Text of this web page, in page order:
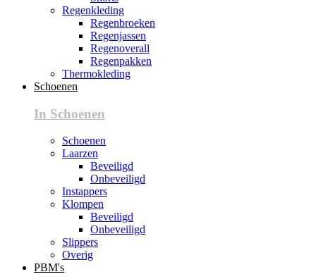
Regenkleding
Regenbroeken
Regenjassen
Regenoverall
Regenpakken
Thermokleding
Schoenen
In Schoenen
Schoenen
Laarzen
Beveiligd
Onbeveiligd
Instappers
Klompen
Beveiligd
Onbeveiligd
Slippers
Overig
PBM's